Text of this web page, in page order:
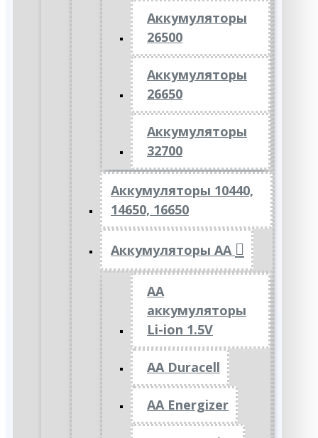
Аккумуляторы
26500
Аккумуляторы
26650
Аккумуляторы
32700
Аккумуляторы 10440,
14650, 16650
Аккумуляторы АА
AA
аккумуляторы
Li-ion 1.5V
AA Duracell
AA Energizer